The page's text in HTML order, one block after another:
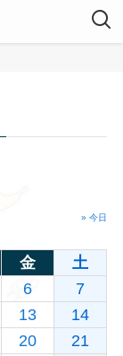
» 今日
金
土
6
7
13
14
20
21